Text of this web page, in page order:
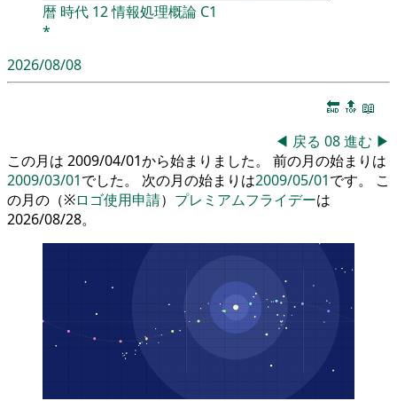
暦 時代 12情報処理概論 C1
*
2026/08/08
🔚 🔝 📖
◀ 戻る 08進む ▶
この月は 2009/04/01から始まりました。 前の月の始まりは
2009/03/01でした。 次の月の始まりは2009/05/01です。 こ
の月の（※ロゴ使用申請） プレミアムフライデーは
2026/08/28。